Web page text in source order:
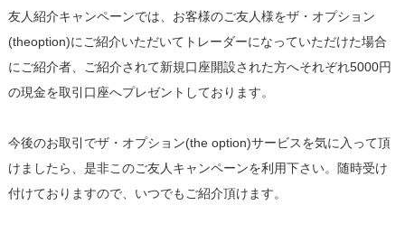
友人紹介キャンペーンでは、お客様のご友人様をザ・オプション
(theoption)にご紹介いただいてトレーダーになっていただけた場合
にご紹介者、ご紹介されて新規口座開設された方へそれぞれ5000円
の現金を取引口座へプレゼントしております。
今後のお取引でザ・オプション(the option)サービスを気に入って頂
けましたら、是非このご友人キャンペーンを利用下さい。随時受け
付けておりますので、いつでもご紹介頂けます。